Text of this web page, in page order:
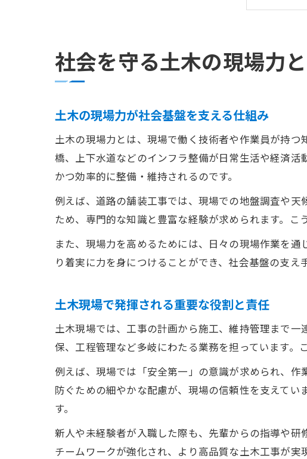
今
現場
社会を守る土木の現場力
土木の現場力が社会基盤を支える仕組み
土木の現場力とは、現場で働く技術者や作業員が持
橋、上下水道などのインフラ整備が日常生活や経済
かつ効率的に整備・維持されるのです。
例えば、道路の舗装工事では、現場での地盤調査や
ため、専門的な知識と豊富な経験が求められます。こ
また、現場力を高めるためには、日々の現場作業を
り着実に力を身につけることができ、社会基盤の支え
土木現場で発揮される重要な役割と責任
土木現場では、工事の計画から施工、維持管理まで
保、工程管理など多岐にわたる業務を担っています。
例えば、現場では「安全第一」の意識が求められ、
防ぐための細やかな配慮が、現場の信頼性を支えて
す。
新人や未経験者が入職した際も、先輩からの指導や
チームワークが強化され、より高品質な土木工事が実